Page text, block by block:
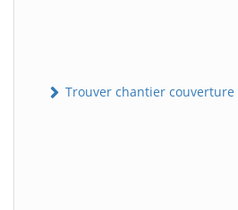
Trouver chantier couverture